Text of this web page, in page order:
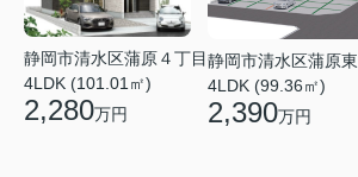
静岡市清水区蒲原４丁目
4LDK (101.01㎡)
2,280万円
静岡市清水区蒲原東
4LDK (99.36㎡)
2,390万円